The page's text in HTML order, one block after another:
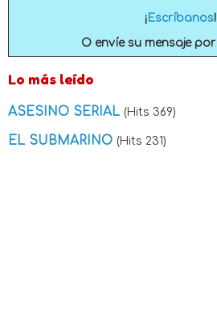
¡ Escríbanos!
O envíe su mensaje por
Lo más leído
ASESINO SERIAL (Hits 369)
EL SUBMARINO (Hits 231)